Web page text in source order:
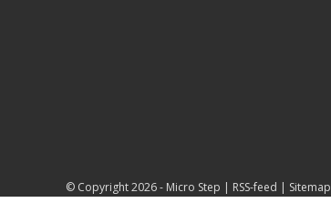
© Copyright 2026 - Micro Step | RSS-feed | Sitemap